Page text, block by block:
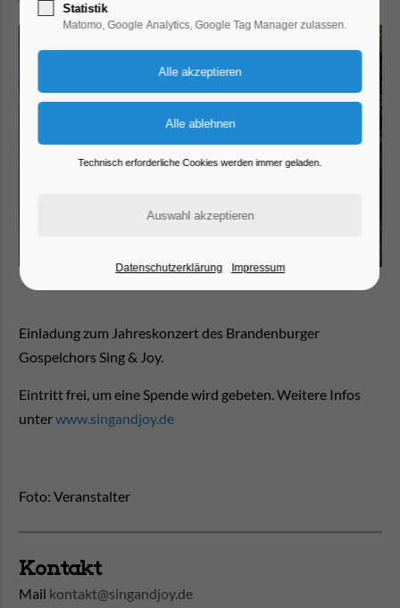
Einladung zum Jahreskonzert des Brandenburger
Gospelchors Sing & Joy.
Eintritt frei, um eine Spende wird gebeten. Weitere Infos
unterwww.singandjoy.de
Foto: Veranstalter
Kontakt
Mail kontakt@singandjoy.de
Statistik
Matomo, Google Analytics, Google Tag Manager zulassen.
Technisch erforderliche Cookies werden immer geladen.
Datenschutzerklärung Impressum